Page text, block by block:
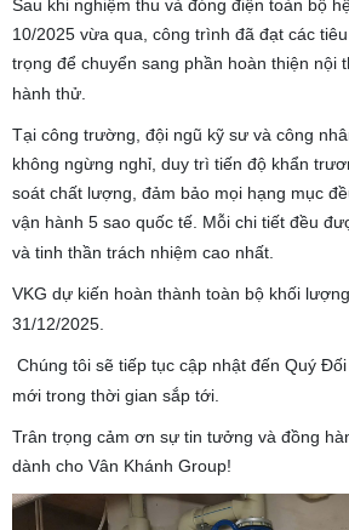
Sau khi nghiệm thu và đóng điện toàn bộ
10/2025 vừa qua, công trình đã đạt các
trọng để chuyển sang phần hoàn thiện nội
hành thử.
Tại công trường, đội ngũ kỹ sư và công
không ngừng nghỉ, duy trì tiến độ khẩn
soát chất lượng, đảm bảo mọi hạng mục
vận hành 5 sao quốc tế. Mỗi chi tiết đều
và tinh thần trách nhiệm cao nhất.
VKG dự kiến hoàn thành toàn bộ khối
31/12/2025.
Chúng tôi sẽ tiếp tục cập nhật đến Quý
mới trong thời gian sắp tới.
Trân trọng cảm ơn sự tin tưởng và đồng
dành cho Vân Khánh Group!